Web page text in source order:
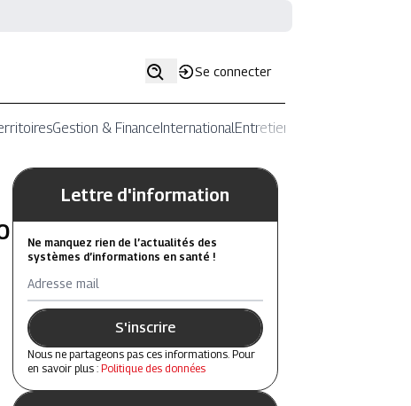
Se connecter
Gestion & FinanceInternationalEntretiens
Lettre d'information
Ne manquez rien de l’actualités des
systèmes d’informations en santé !
Adresse mail
S'inscrire
Nous ne partageons pas ces informations. Pour
en savoir plus : Politique des données